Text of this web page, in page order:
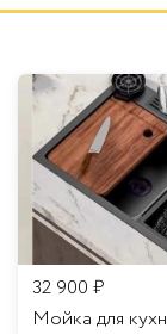
32 900 ₽
Мойка для